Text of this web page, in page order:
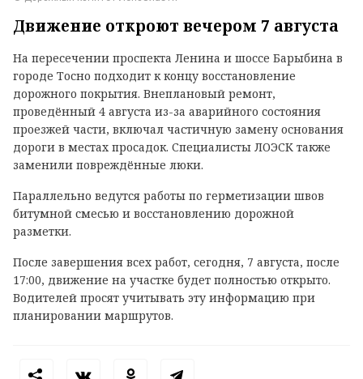
Движение откроют вечером 7 августа
На пересечении проспекта Ленина и шоссе Барыбина в
городе Тосно подходит к концу восстановление
дорожного покрытия. Внеплановый ремонт,
проведённый 4 августа из-за аварийного состояния
проезжей части, включал частичную замену основания
дороги в местах просадок. Специалисты ЛОЭСК также
заменили повреждённые люки.
Параллельно ведутся работы по герметизации швов
битумной смесью и восстановлению дорожной
разметки.
После завершения всех работ, сегодня, 7 августа, после
17:00, движение на участке будет полностью открыто.
Водителей просят учитывать эту информацию при
планировании маршрутов.